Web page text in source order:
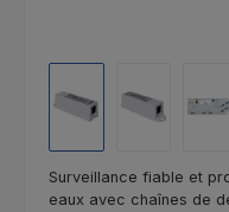
Surveillance fiable et
eaux avec chaînes de